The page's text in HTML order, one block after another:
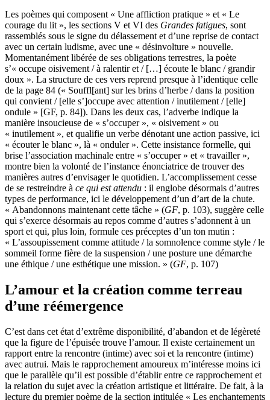
Les poèmes qui composent « Une affliction pratique » et « Le
courage du lit », les sections V et VI des Grandes fatigues, sont
rassemblés sous le signe du délassement et d’une reprise de contact
avec un certain ludisme, avec une « désinvolture » nouvelle.
Momentanément libérée de ses obligations terrestres, la poète
s’« occupe oisivement / à ralentir et / […] écoute le blanc / grandir
doux ». La structure de ces vers reprend presque à l’identique celle
de la page 84 (« Souffl[ant] sur les brins d’herbe / dans la position
qui convient / [elle s’]occupe avec attention / inutilement / [elle]
ondule » [GF, p. 84]). Dans les deux cas, l’adverbe indique la
manière insoucieuse de « s’occuper », « oisivement » ou
« inutilement », et qualifie un verbe dénotant une action passive, ici
« écouter le blanc », là « onduler ». Cette insistance formelle, qui
brise l’association machinale entre « s’occuper » et « travailler »,
montre bien la volonté de l’instance énonciatrice de trouver des
manières autres d’envisager le quotidien. L’accomplissement cesse
de se restreindre à ce qui est attendu : il englobe désormais d’autres
types de performance, ici le développement d’un d’art de la chute.
« Abandonnons maintenant cette tâche » (GF, p. 103), suggère celle
qui s’exerce désormais au repos comme d’autres s’adonnent à un
sport et qui, plus loin, formule ces préceptes d’un ton mutin :
« L’assoupissement comme attitude / la somnolence comme style / le
sommeil forme fière de la suspension / une posture une démarche
une éthique / une esthétique une mission. » (GF, p. 107)
L’amour et la création comme terreau
d’une réémergence
C’est dans cet état d’extrême disponibilité, d’abandon et de légèreté
que la figure de l’épuisée trouve l’amour. Il existe certainement un
rapport entre la rencontre (intime) avec soi et la rencontre (intime)
avec autrui. Mais le rapprochement amoureux m’intéresse moins ici
que le parallèle qu’il est possible d’établir entre ce rapprochement et
la relation du sujet avec la création artistique et littéraire. De fait, à la
lecture du premier poème de la section intitulée « Les enchantements